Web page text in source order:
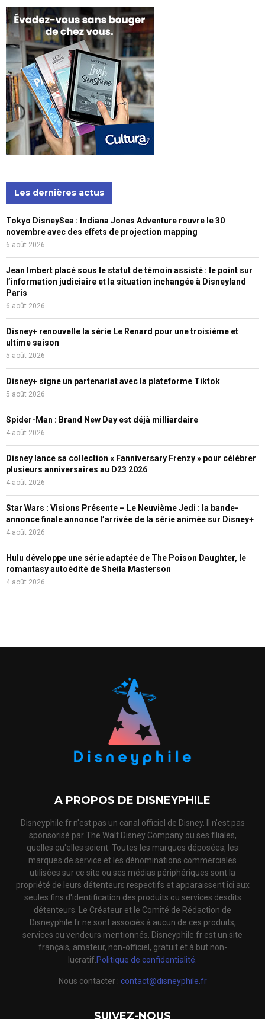
Les dernières actus
Tokyo DisneySea : Indiana Jones Adventure rouvre le 30
novembre avec des effets de projection mapping
6 août 2026
Jean Imbert placé sous le statut de témoin assisté : le point sur
l’information judiciaire et la situation inchangée à Disneyland
Paris
6 août 2026
Disney+ renouvelle la série Le Renard pour une troisième et
ultime saison
5 août 2026
Disney+ signe un partenariat avec la plateforme Tiktok
5 août 2026
Spider-Man : Brand New Day est déjà milliardaire
4 août 2026
Disney lance sa collection « Fanniversary Frenzy » pour célébrer
plusieurs anniversaires au D23 2026
4 août 2026
Star Wars : Visions Présente – Le Neuvième Jedi : la bande-
annonce finale annonce l’arrivée de la série animée sur Disney+
4 août 2026
Hulu développe une série adaptée de The Poison Daughter, le
romantasy autoédité de Sheila Masterson
4 août 2026
A PROPOS DE DISNEYPHILE
Disneyphile.fr n'est pas un canal officiel de Disney. Il n'est pas
sponsorisé par The Walt Disney Company ou ses filiales,
quelles qu'elles soient. Toutes les marques déposées, les
marques de service et les dénominations commerciales
utilisées sur ce site ou ses médias périphériques sont la
propriété de leurs détenteurs respectifs et apparaissent ici aux
seules fins d'identification des produits ou services desdits
détenteurs. Le Créateur et le Comité de Rédaction de
Disneyphile.fr ne sont associés à aucun de ces produits,
services ou vendeurs mentionnés. Disneyphile.fr est un site
français, amateur, non-officiel, gratuit et à but non-
lucratif. Politique de confidentialité.
Nous contacter : contact@disneyphile.fr
SUIVEZ-NOUS